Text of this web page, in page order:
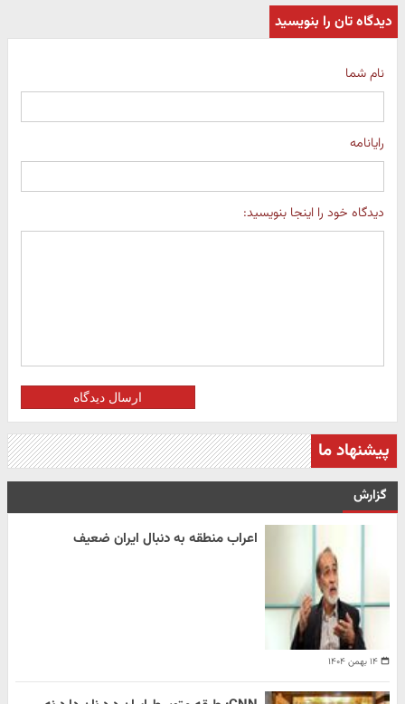
دیدگاه تان را بنویسید
نام شما
رایانامه
دیدگاه خود را اینجا بنویسید:
ارسال دیدگاه
پیشنهاد ما
گزارش
۱۴ بهمن ۱۴۰۴
اعراب منطقه به دنبال ایران ضعیف